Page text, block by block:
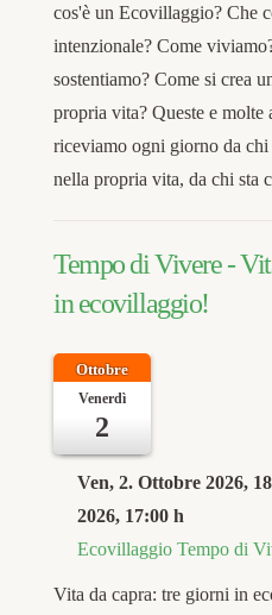
cos'è un Ecovillaggio? Che
intenzionale? Come
sostentiamo? Come si crea
propria vita? Queste e molte
riceviamo ogni giorno da chi
nella propria vita, da chi sta
Tempo di Vivere -
in ecovillaggio!
Ottobre
Venerdì
2
Ven, 2. Ottobre 2026,
2026, 17:00 h
Ecovillaggio Tempo di
Vita da capra: tre giorni in